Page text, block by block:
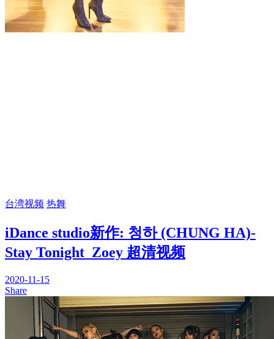
台湾视频 热舞
iDance studio新作: 청하 (CHUNG HA)-
Stay Tonight_Zoey 超清视频
2020-11-15
Share